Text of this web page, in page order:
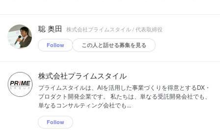
聡 奥田 株式会社プライムスタイル / 代表取締役
Follow この人と話せる募集を見る
株式会社プライムスタイル
プライムスタイルは、AIを活用した事業づくりを得意とするDX・
プロダクト開発企業です。 私たちは、単なる受託開発会社でも、
単なるコンサルティング会社でも...
Follow